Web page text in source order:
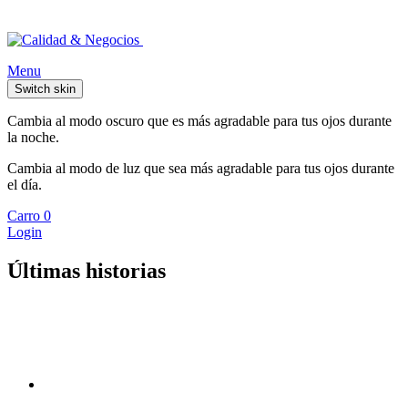
Menu
Switch skin
Cambia al modo oscuro que es más agradable para tus ojos durante
la noche.
Cambia al modo de luz que sea más agradable para tus ojos durante
el día.
Carro 0
Login
Últimas historias